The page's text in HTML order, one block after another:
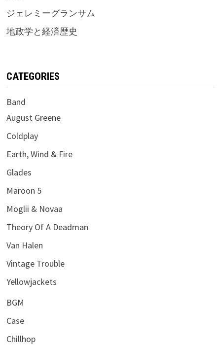
ジェレミーグランサム
地政学と経済歴史
CATEGORIES
Band
August Greene
Coldplay
Earth, Wind & Fire
Glades
Maroon 5
Moglii & Novaa
Theory Of A Deadman
Van Halen
Vintage Trouble
Yellowjackets
BGM
Case
Chillhop